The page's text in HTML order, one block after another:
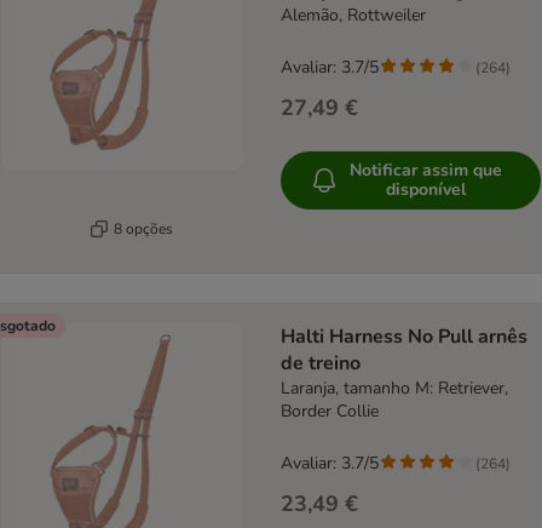
8 opções
Alemão, Rottweiler
27,49 €
Avaliar: 3.7/5 (264)
Notificar assim que
disponível
Halti Harness No Pull arnês
de treino
Laranja, tamanho M: Retriever,
Border Collie
23,49 €
Avaliar: 3.7/5 (264)